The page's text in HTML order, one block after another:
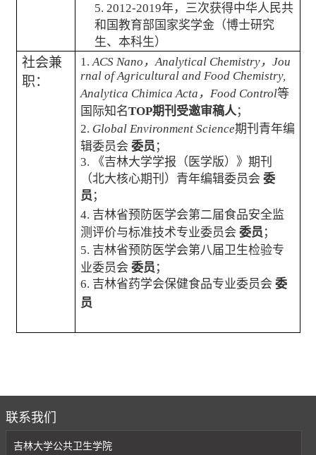
5. 2012-2019年，三次获得中华人民共
和国教育部国家奖学金（博士研究
生、本科生）
社会兼
职：
1.ACS Nano ，Analytical Chemistry， Jou
rnal of Agricultural and Food Chemistry,
Analytica Chimica Acta ， Food Control等
国际知名TOP期刊受邀审稿人；
2. Global Environment Science期刊青年编
辑委员会 委员 ；
3.
《吉林大学学报（医学版）》期刊
（北大核心期刊）青年编辑委员会 委
员 ；
4. 吉林省预防医学会第二届食品安全监
测评价与标准技术专业委员会 委员 ；
5. 吉林省预防医学会第八届卫生检验专
业委员会 委员 ；
6. 吉林省药学会保健食品专业委员会 委
员
联系我们
吉林大学公共卫生学院